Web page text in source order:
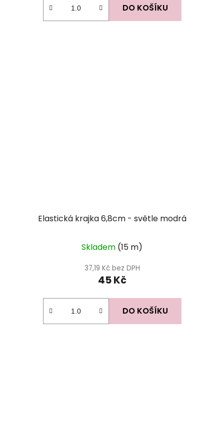
DO KOŠÍKU
Elastická krajka 6,8cm - světle modrá
Skladem (15 m)
37,19 Kč bez DPH
45 Kč
DO KOŠÍKU